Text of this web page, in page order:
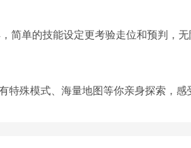
简单的技能设定更考验走位和预判，无
特殊模式、海量地图等你亲身探索，感